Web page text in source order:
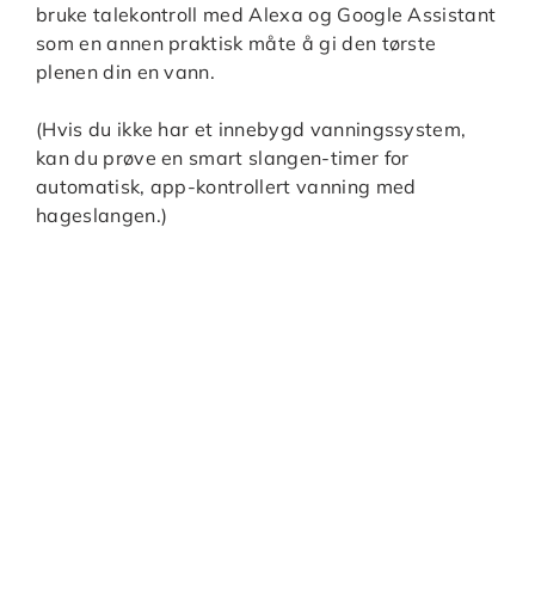
bruke talekontroll med Alexa og Google Assistant
som en annen praktisk måte å gi den tørste
plenen din en vann.
(Hvis du ikke har et innebygd vanningssystem,
kan du prøve en smart slangen-timer for
automatisk, app-kontrollert vanning med
hageslangen.)